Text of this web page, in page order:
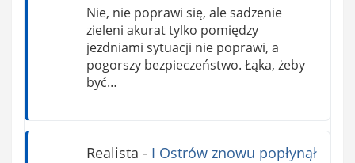
Nie, nie poprawi się, ale sadzenie
zieleni akurat tylko pomiędzy
jezdniami sytuacji nie poprawi, a
pogorszy bezpieczeństwo. Łąka, żeby
być…
Realista - I Ostrów znowu popłynął